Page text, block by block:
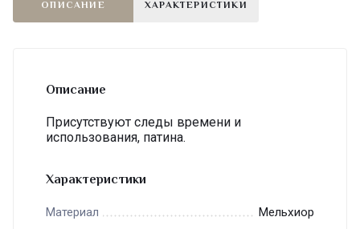
ОПИСАНИЕ ХАРАКТЕРИСТИКИ
Описание
Присутствуют следы времени и
использования, патина.
Характеристики
Материал Мельхиор